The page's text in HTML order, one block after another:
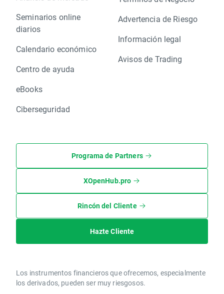
Seminarios online
diarios
Calendario económico
Centro de ayuda
eBooks
Ciberseguridad
Advertencia de Riesgo
Información legal
Avisos de Trading
Programa de Partners
XOpenHub.pro
Rincón del Cliente
Hazte Cliente
Los instrumentos financieros que ofrecemos, especialmente
los derivados, pueden ser muy riesgosos.